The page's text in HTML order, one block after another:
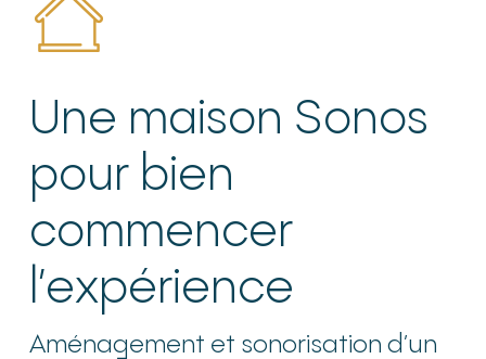
Une maison Sonos
pour bien
commencer
l’expérience
Aménagement et sonorisation d’un